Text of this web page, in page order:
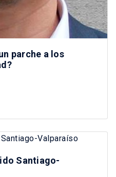
parche a los
Santiago-